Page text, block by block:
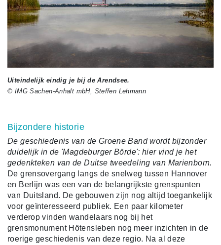
Uiteindelijk eindig je bij de Arendsee.
© IMG Sachen-Anhalt mbH, Steffen Lehmann
Bijzondere historie
De geschiedenis van de Groene Band wordt bijzonder
duidelijk in de 'Magdeburger Börde': hier vind je het
gedenkteken van de Duitse tweedeling van Marienborn.
De grensovergang langs de snelweg tussen Hannover
en Berlijn was een van de belangrijkste grenspunten
van Duitsland. De gebouwen zijn nog altijd toegankelijk
voor geïnteresseerd publiek. Een paar kilometer
verderop vinden wandelaars nog bij het
grensmonument Hötensleben nog meer inzichten in de
roerige geschiedenis van deze regio. Na al deze